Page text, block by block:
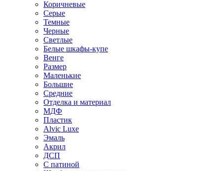
Коричневые
Серые
Темные
Черные
Светлые
Белые шкафы-купе
Венге
Размер
Маленькие
Большие
Средние
Отделка и материал
МДФ
Пластик
Alvic Luxe
Эмаль
Акрил
ДСП
С патиной